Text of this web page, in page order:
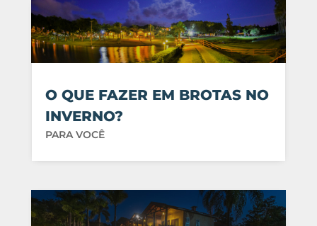
O QUE FAZER EM BROTAS NO
INVERNO?
PARA VOCÊ